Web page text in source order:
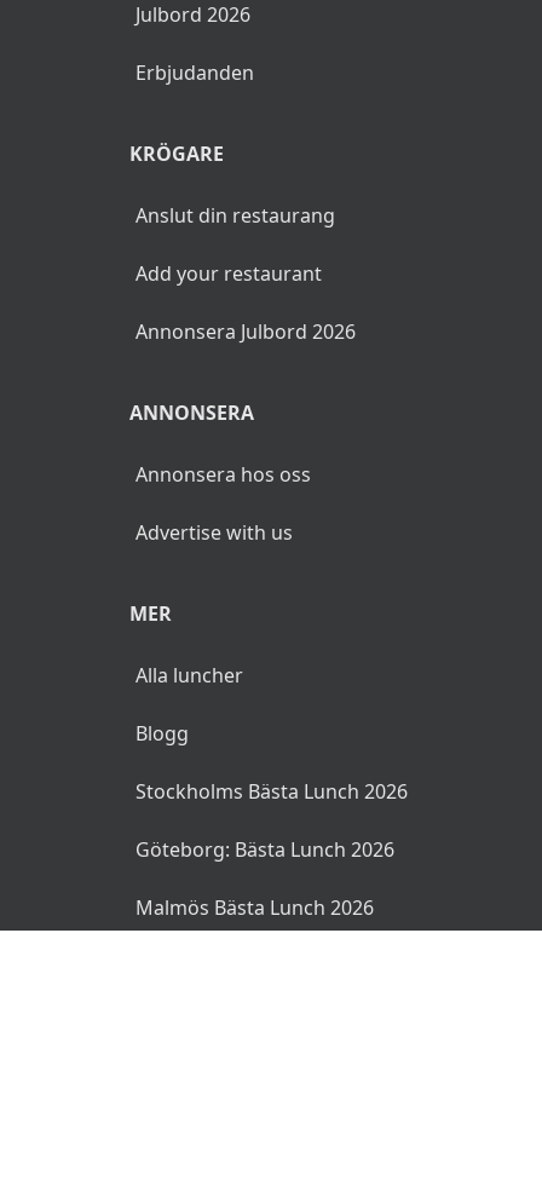
Julbord 2026
Erbjudanden
KRÖGARE
Anslut din restaurang
Add your restaurant
Annonsera Julbord 2026
ANNONSERA
Annonsera hos oss
Advertise with us
MER
Alla luncher
Blogg
Stockholms Bästa Lunch 2026
Göteborg: Bästa Lunch 2026
Malmös Bästa Lunch 2026